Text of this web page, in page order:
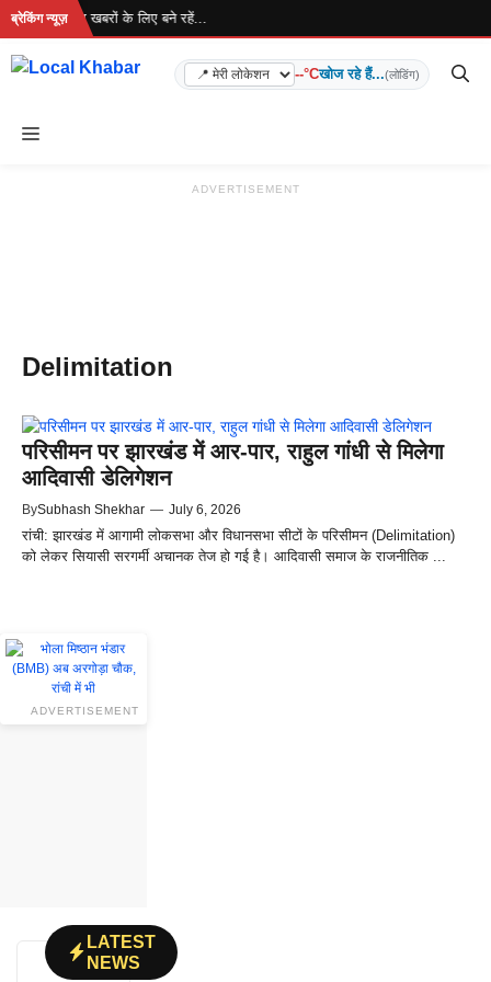
Skip
content
ब्रेकिंग न्यूज़
रहा है... ताज़ा खबरों के लिए बने रहें...
--°Cखोज रहे हैं...(लोडिंग)
Menu
ADVERTISEMENT
Delimitation
परिसीमन पर झारखंड में आर-पार, राहुल गांधी से मिलेगा
आदिवासी डेलिगेशन
BySubhash Shekhar — July 6, 2026
रांची: झारखंड में आगामी लोकसभा और विधानसभा सीटों के परिसीमन (Delimitation)
को लेकर सियासी सरगर्मी अचानक तेज हो गई है। आदिवासी समाज के राजनीतिक ...
ADVERTISEMENT
LATEST
NEWS